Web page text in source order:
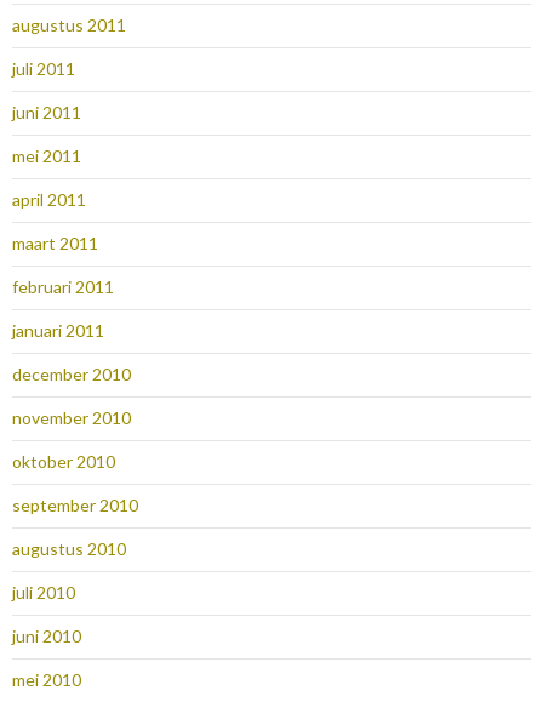
augustus 2011
juli 2011
juni 2011
mei 2011
april 2011
maart 2011
februari 2011
januari 2011
december 2010
november 2010
oktober 2010
september 2010
augustus 2010
juli 2010
juni 2010
mei 2010